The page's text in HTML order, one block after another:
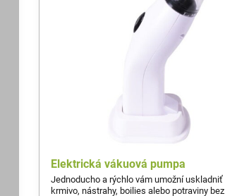
Elektrická vákuová pumpa
Jednoducho a rýchlo vám umožní uskladniť
krmivo, nástrahy, boilies alebo potraviny bez